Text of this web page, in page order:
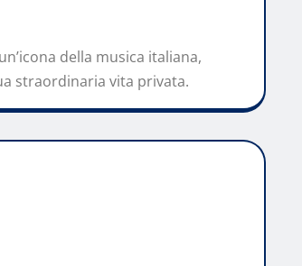
della musica italiana,
straordinaria vita privata.